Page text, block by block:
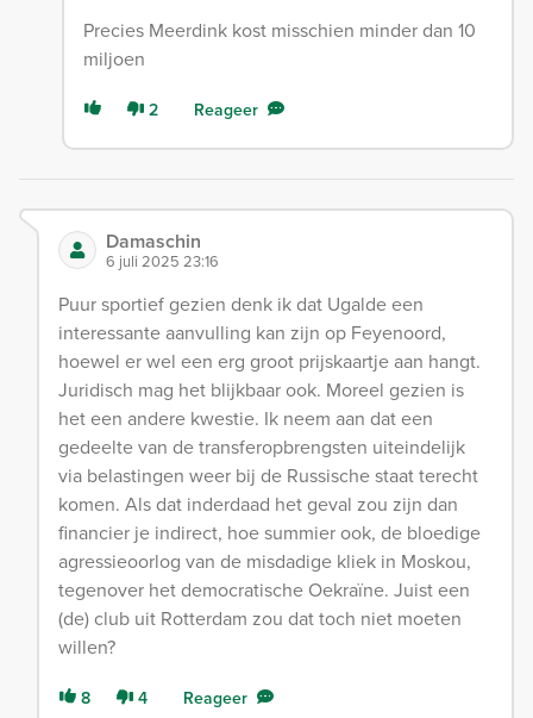
Precies Meerdink kost misschien minder dan 10
miljoen
2 Reageer
Damaschin
6 juli 2025 23:16
Puur sportief gezien denk ik dat Ugalde een
interessante aanvulling kan zijn op Feyenoord,
hoewel er wel een erg groot prijskaartje aan hangt.
Juridisch mag het blijkbaar ook. Moreel gezien is
het een andere kwestie. Ik neem aan dat een
gedeelte van de transferopbrengsten uiteindelijk
via belastingen weer bij de Russische staat terecht
komen. Als dat inderdaad het geval zou zijn dan
financier je indirect, hoe summier ook, de bloedige
agressieoorlog van de misdadige kliek in Moskou,
tegenover het democratische Oekraïne. Juist een
(de) club uit Rotterdam zou dat toch niet moeten
willen?
8 4 Reageer